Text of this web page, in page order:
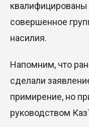
квалифицированы
совершенное
насилия.
Напомним, что
сделали
примирение, но
руководством